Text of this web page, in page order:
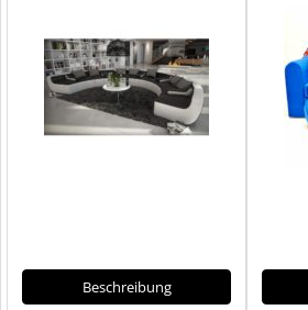
Beschreibung